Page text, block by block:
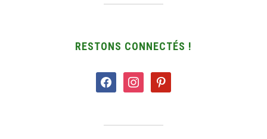
RESTONS CONNECTÉS !
facebookinstagrampinterest